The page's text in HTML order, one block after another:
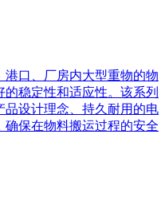
口、厂房内大型重物的物
稳定性和适应性。该系列
品设计理念、持久耐用的电
保在物料搬运过程的安全